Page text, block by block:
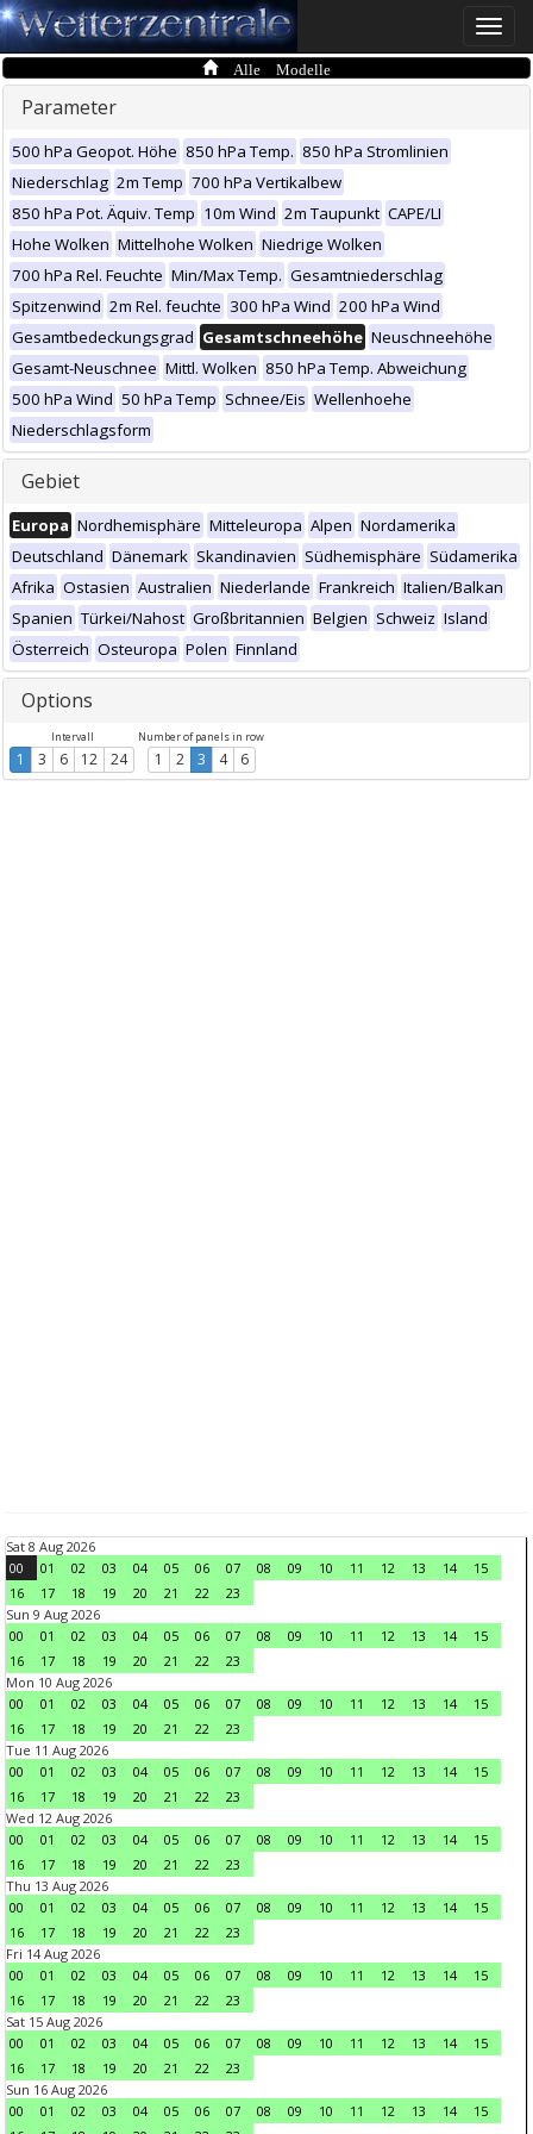
Toggle
Alle Modelle
Parameter
500 hPa Geopot. Höhe 850 hPa Temp. 850 hPa Stromlinien
Niederschlag 2m Temp 700 hPa Vertikalbew
850 hPa Pot. Äquiv. Temp 10m Wind 2m Taupunkt CAPE/LI
Hohe Wolken Mittelhohe Wolken Niedrige Wolken
700 hPa Rel. Feuchte Min/Max Temp. Gesamtniederschlag
Spitzenwind 2m Rel. feuchte 300 hPa Wind 200 hPa Wind
Gesamtbedeckungsgrad Gesamtschneehöhe Neuschneehöhe
Gesamt-Neuschnee Mittl. Wolken 850 hPa Temp. Abweichung
500 hPa Wind 50 hPa Temp Schnee/Eis Wellenhoehe
Niederschlagsform
Gebiet
Europa Nordhemisphäre Mitteleuropa Alpen Nordamerika
Deutschland Dänemark Skandinavien Südhemisphäre Südamerika
Afrika Ostasien Australien Niederlande Frankreich Italien/Balkan
Spanien Türkei/Nahost Großbritannien Belgien Schweiz Island
Österreich Osteuropa Polen Finnland
Options
Intervall
1 3 6 12 24
Number of panels in row
1 2 3 4 6
Sat 8 Aug 2026
00
01 02 03 04 05 06 07 08 09 10 11 12 13 14
15
16
17 18 19 20 21 22
23
Sun 9 Aug 2026
00
01 02 03 04 05 06 07 08 09 10 11 12 13 14
15
16
17 18 19 20 21 22
23
Mon 10 Aug 2026
00
01 02 03 04 05 06 07 08 09 10 11 12 13 14
15
16
17 18 19 20 21 22
23
Tue 11 Aug 2026
00
01 02 03 04 05 06 07 08 09 10 11 12 13 14
15
16
17 18 19 20 21 22
23
Wed 12 Aug 2026
00
01 02 03 04 05 06 07 08 09 10 11 12 13 14
15
16
17 18 19 20 21 22
23
Thu 13 Aug 2026
00
01 02 03 04 05 06 07 08 09 10 11 12 13 14
15
16
17 18 19 20 21 22
23
Fri 14 Aug 2026
00
01 02 03 04 05 06 07 08 09 10 11 12 13 14
15
16
17 18 19 20 21 22
23
Sat 15 Aug 2026
00
01 02 03 04 05 06 07 08 09 10 11 12 13 14
15
16
17 18 19 20 21 22
23
Sun 16 Aug 2026
00
01 02 03 04 05 06 07 08 09 10 11 12 13 14
15